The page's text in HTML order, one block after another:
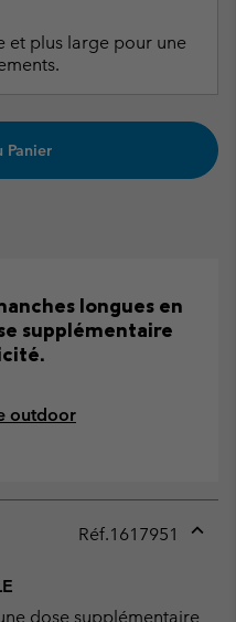
et plus large pour une
Panier
longues en
supplémentaire
outdoor
Réf.1617951
dose supplémentaire